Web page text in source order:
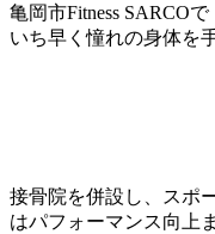
亀岡市Fitness SARCOで
いち早く憧れの身体を
接骨院を併設し、スポ
はパフォーマンス向上